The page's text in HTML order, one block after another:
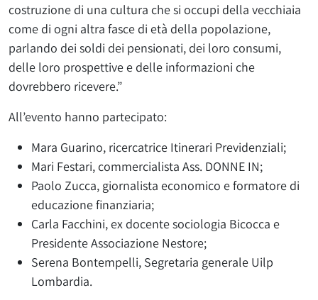
costruzione di una cultura che si occupi della vecchiaia
come di ogni altra fasce di età della popolazione,
parlando dei soldi dei pensionati, dei loro consumi,
delle loro prospettive e delle informazioni che
dovrebbero ricevere.”
All’evento hanno partecipato:
Mara Guarino, ricercatrice Itinerari Previdenziali;
Mari Festari, commercialista Ass. DONNE IN;
Paolo Zucca, giornalista economico e formatore di
educazione finanziaria;
Carla Facchini, ex docente sociologia Bicocca e
Presidente Associazione Nestore;
Serena Bontempelli, Segretaria generale Uilp
Lombardia.